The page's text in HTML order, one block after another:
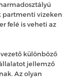
partmenti vizeken
felé is veheti az
különböző
jellemző
Az olyan